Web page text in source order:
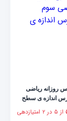
روزانه ریاضی
اندازه ی سطح
از ۵ در ۲ امتیازدهی